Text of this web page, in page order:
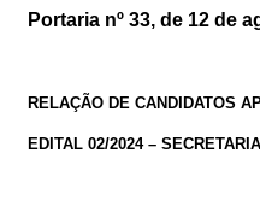
Portaria nº 33, de 12 de
RELAÇÃO DE CANDIDATOS
EDITAL 02/2024 –